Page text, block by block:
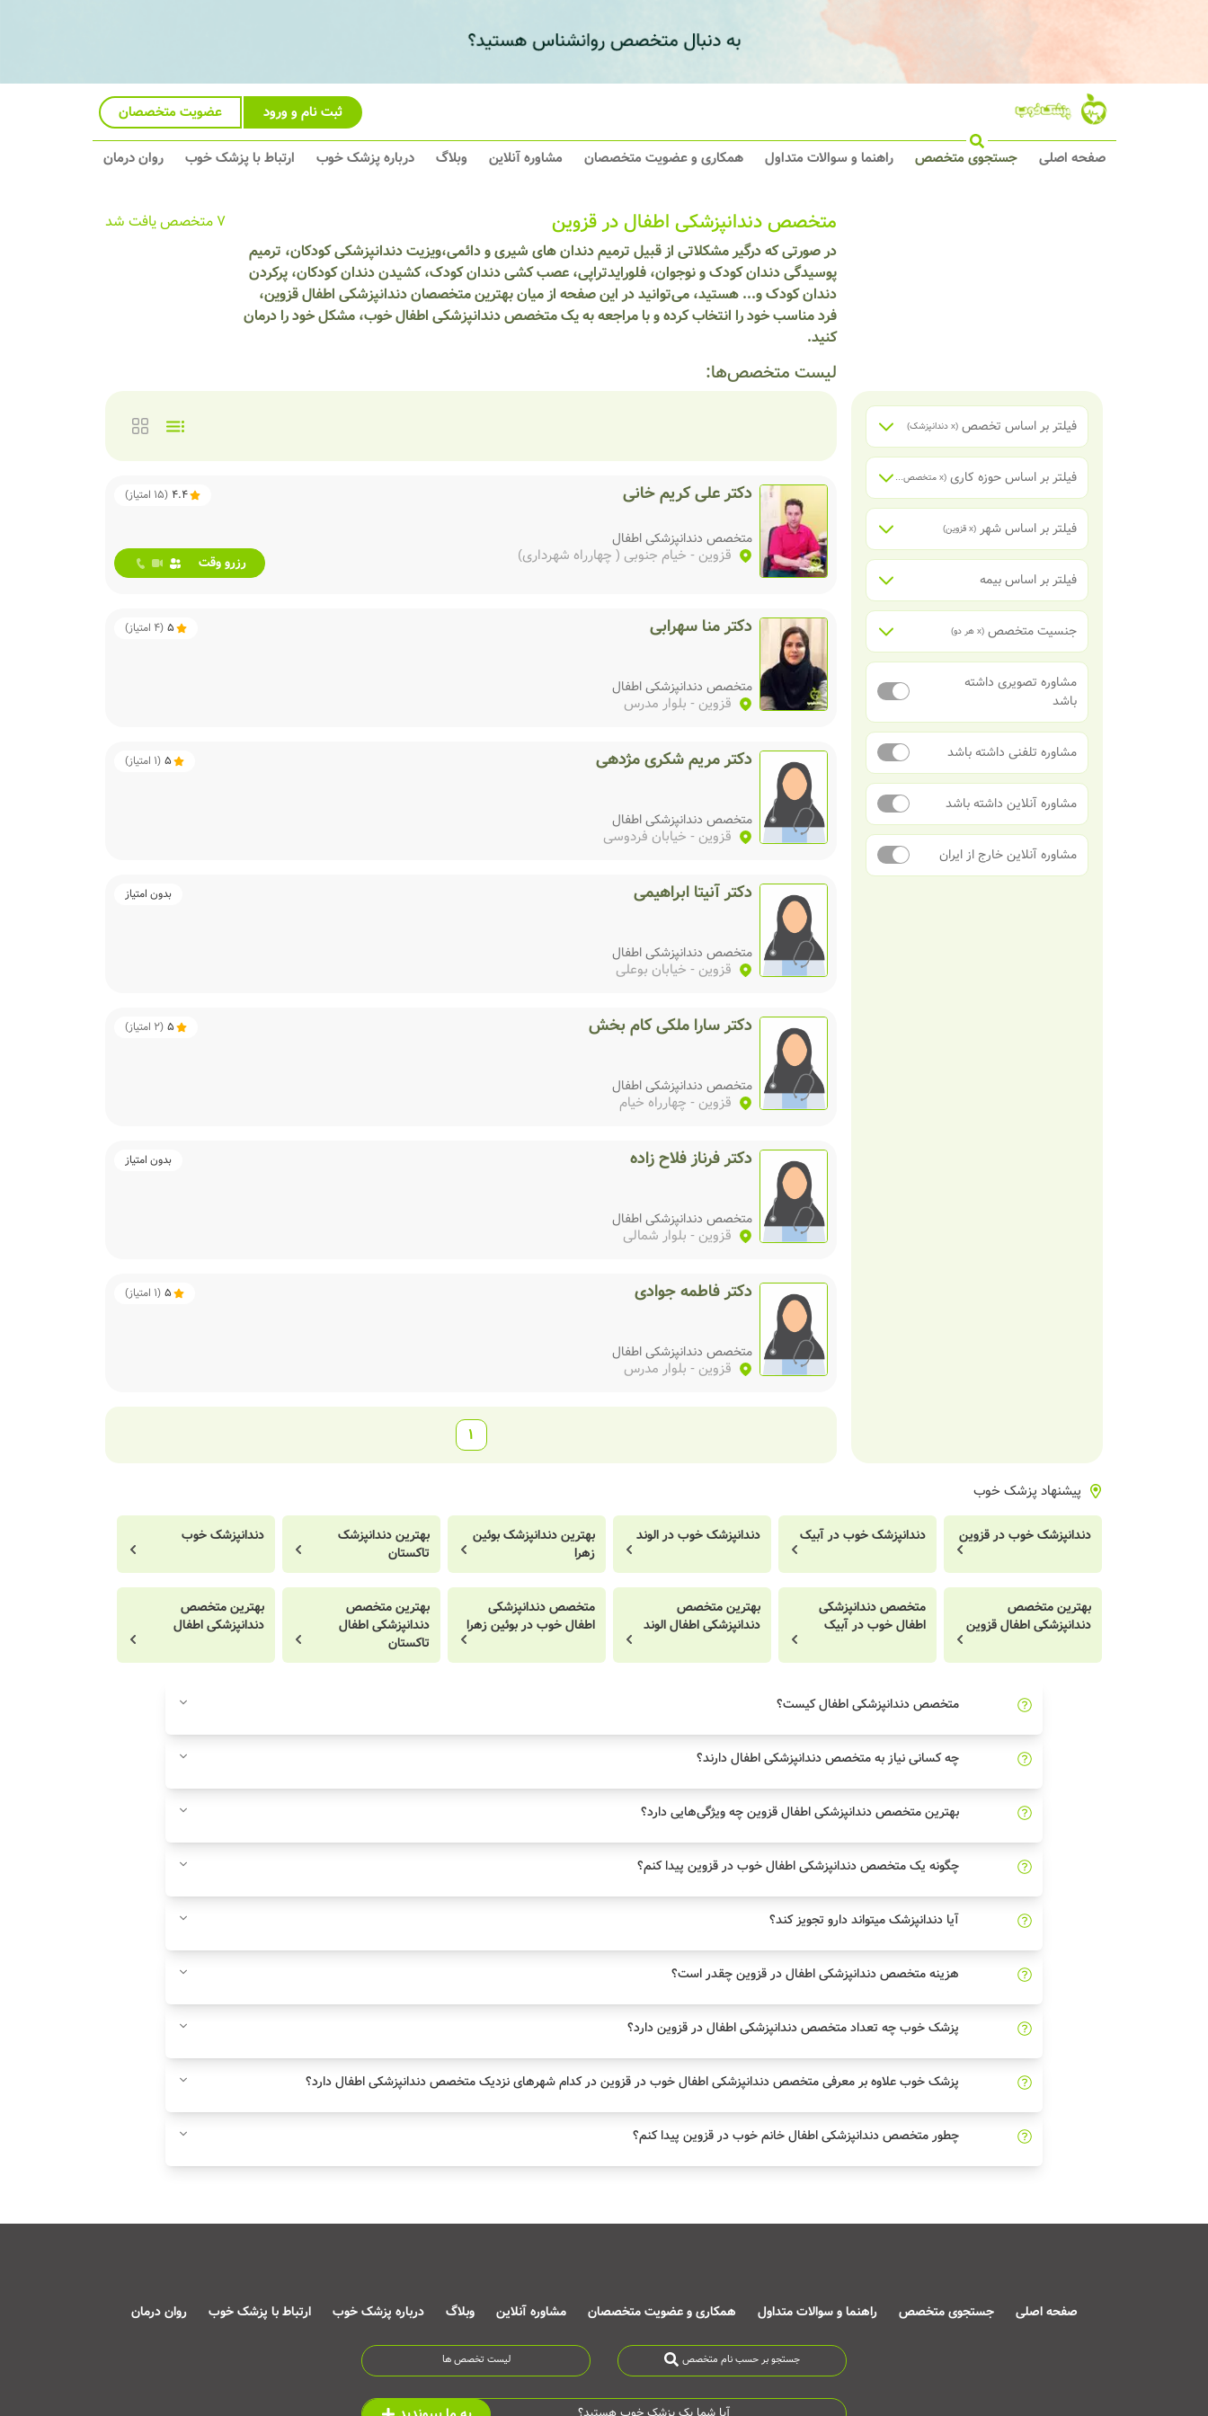
ثبت نام و ورود عضویت متخصصان
صفحه اصلی جستجوی متخصص راهنما و سوالات متداول همکاری و عضویت متخصصان مشاوره آنلاین وبلاگ درباره پزشک خوب ارتباط با پزشک خوب روان درمان
متخصص دندانپزشکی اطفال در قزوین
در صورتی که درگیر مشکلاتی از قبیل ترمیم دندان های شیری و دائمی،ویزیت دندانپزشکی کودکان، ترمیم
پوسیدگی دندان کودک و نوجوان، فلورایدتراپی، عصب کشی دندان کودک، کشیدن دندان کودکان، پرکردن
دندان کودک و... هستید، می‌توانید در این صفحه از میان بهترین متخصصان دندانپزشکی اطفال قزوین،
فرد مناسب خود را انتخاب کرده و با مراجعه به یک متخصص دندانپزشکی اطفال خوب، مشکل خود را درمان
کنید.
لیست متخصص‌ها:
7 متخصص یافت شد
فیلتر بر اساس تخصص (x دندانپزشک)
فیلتر بر اساس حوزه کاری (x متخصص دندانپزشکی اطفال
فیلتر بر اساس شهر (x قزوین)
فیلتر بر اساس بیمه
جنسیت متخصص (x هر دو)
مشاوره تصویری داشته
باشد
مشاوره تلفنی داشته باشد
مشاوره آنلاین داشته باشد
مشاوره آنلاین خارج از ایران
دکتر علی کریم خانی 4.4
(
15 امتیاز)
متخصص دندانپزشکی اطفال
قزوین - خیام جنوبی ( چهارراه شهرداری) رزرو وقت
دکتر منا سهرابی 5
(
4 امتیاز)
متخصص دندانپزشکی اطفال
قزوین - بلوار مدرس
دکتر مریم شکری مژدهی 5
(
1 امتیاز)
متخصص دندانپزشکی اطفال
قزوین - خیابان فردوسی
دکتر آنیتا ابراهیمی بدون امتیاز
متخصص دندانپزشکی اطفال
قزوین - خیابان بوعلی
دکتر سارا ملکی کام بخش 5
(
2 امتیاز)
متخصص دندانپزشکی اطفال
قزوین - چهارراه خیام
دکتر فرناز فلاح زاده بدون امتیاز
متخصص دندانپزشکی اطفال
قزوین - بلوار شمالی
دکتر فاطمه جوادی 5
(
1 امتیاز)
متخصص دندانپزشکی اطفال
قزوین - بلوار مدرس
1
پیشنهاد پزشک خوب
دندانپزشک خوب در قزوین دندانپزشک خوب در آبیک دندانپزشک خوب در الوند
بهترین دندانپزشک بوئین
زهرا
بهترین دندانپزشک
تاکستان
دندانپزشک خوب
بهترین متخصص
دندانپزشکی اطفال قزوین
متخصص دندانپزشکی
اطفال خوب در آبیک
بهترین متخصص
دندانپزشکی اطفال الوند
متخصص دندانپزشکی
اطفال خوب در بوئین زهرا
بهترین متخصص
دندانپزشکی اطفال
تاکستان
بهترین متخصص
دندانپزشکی اطفال
متخصص دندانپزشکی اطفال کیست؟
چه کسانی نیاز به متخصص دندانپزشکی اطفال دارند؟
بهترین متخصص دندانپزشکی اطفال قزوین چه ویژگی‌هایی دارد؟
چگونه یک متخصص دندانپزشکی اطفال خوب در قزوین پیدا کنم؟
آیا دندانپزشک میتواند دارو تجویز کند؟
هزینه متخصص دندانپزشکی اطفال در قزوین چقدر است؟
پزشک خوب چه تعداد متخصص دندانپزشکی اطفال در قزوین دارد؟
پزشک خوب علاوه بر معرفی متخصص دندانپزشکی اطفال خوب در قزوین در کدام شهرهای نزدیک متخصص دندانپزشکی اطفال دارد؟
چطور متخصص دندانپزشکی اطفال خانم خوب در قزوین پیدا کنم؟
صفحه اصلی جستجوی متخصص راهنما و سوالات متداول همکاری و عضویت متخصصان مشاوره آنلاین وبلاگ درباره پزشک خوب ارتباط با پزشک خوب روان درمان
جستجو بر حسب نام متخصص لیست تخصص ها